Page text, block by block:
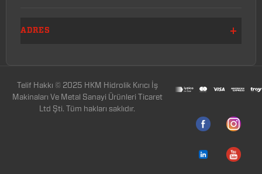
ADRES
Telif Hakkı © 2025 HKM Hidrolik Kırıcı İş
Makinaları Ve Metal Sanayi Ürünleri Ticaret
Ltd Şti. Tüm hakları saklıdır.